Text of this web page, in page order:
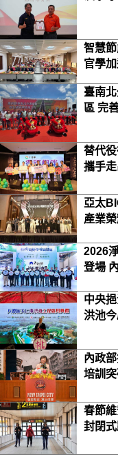
智慧
官學
臺南
區 完
替代
攜手
亞太
產業
2026
登場
中央
洪池
內政
培訓
春節
封閉